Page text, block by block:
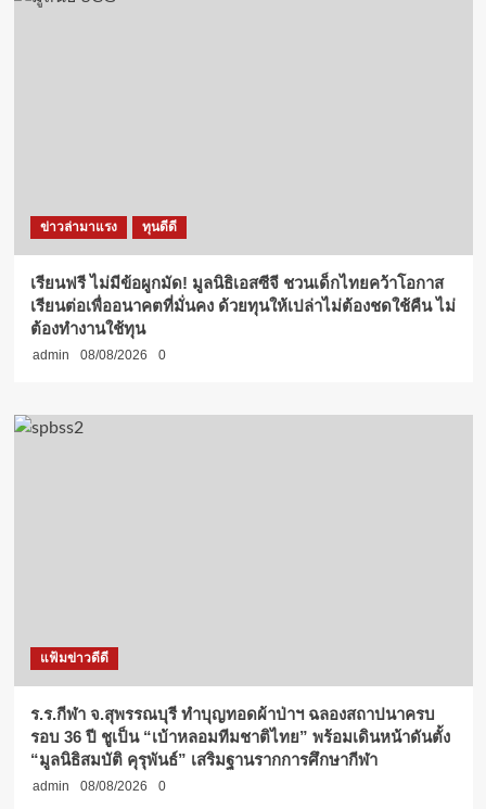
ข่าวล่ามาแรง ทุนดีดี
เรียนฟรี ไม่มีข้อผูกมัด! มูลนิธิเอสซีจี ชวนเด็กไทยคว้าโอกาส
เรียนต่อเพื่ออนาคตที่มั่นคง ด้วยทุนให้เปล่าไม่ต้องชดใช้คืน ไม่
ต้องทำงานใช้ทุน
admin 08/08/2026 0
แฟ้มข่าวดีดี
ร.ร.กีฬา จ.สุพรรณบุรี ทำบุญทอดผ้าป่าฯ ฉลองสถาปนาครบ
รอบ 36 ปี ชูเป็น “เบ้าหลอมทีมชาติไทย” พร้อมเดินหน้าดันตั้ง
“มูลนิธิสมบัติ คุรุพันธ์” เสริมฐานรากการศึกษากีฬา
admin 08/08/2026 0